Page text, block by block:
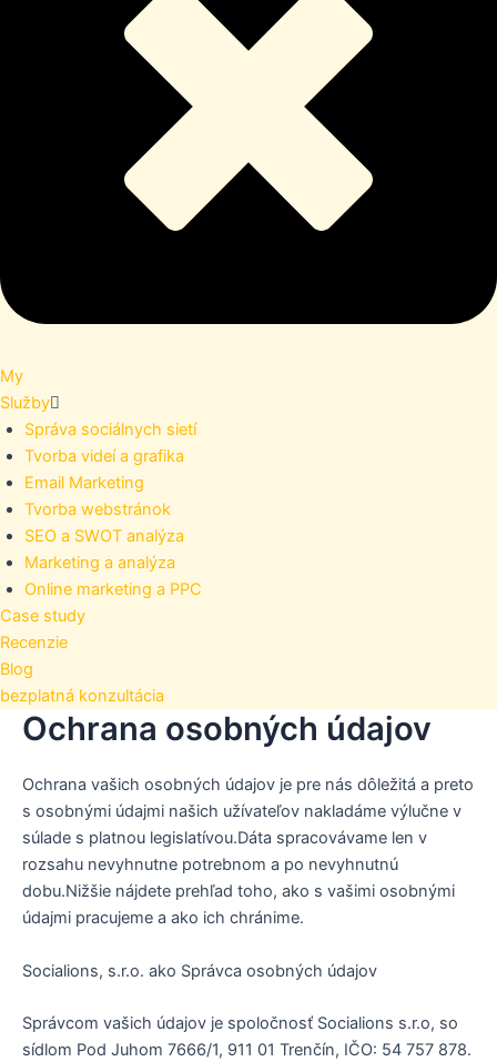
My
Služby
Správa sociálnych sietí
Tvorba videí a grafika
Email Marketing
Tvorba webstránok
SEO a SWOT analýza
Marketing a analýza
Online marketing a PPC
Case study
Recenzie
Blog
bezplatná konzultácia
Ochrana osobných údajov
Ochrana vašich osobných údajov je pre nás dôležitá a preto
s osobnými údajmi našich užívateľov nakladáme výlučne v
súlade s platnou legislatívou.Dáta spracovávame len v
rozsahu nevyhnutne potrebnom a po nevyhnutnú
dobu.Nižšie nájdete prehľad toho, ako s vašimi osobnými
údajmi pracujeme a ako ich chránime.
Socialions, s.r.o. ako Správca osobných údajov
Správcom vašich údajov je spoločnosť Socialions s.r.o, so
sídlom Pod Juhom 7666/1, 911 01 Trenčín,​​ IČO: 54 757 878.